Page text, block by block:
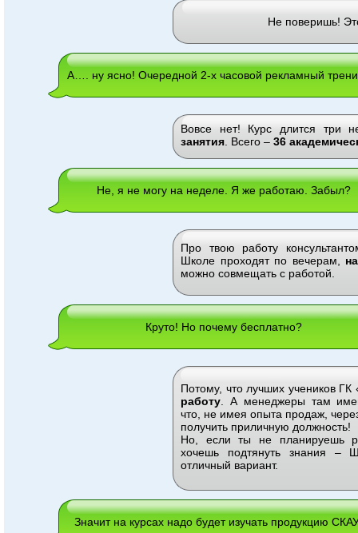
Не поверишь!
А…. ну ясно! Очередной 2-х часовой рекламный
Вовсе нет! Курс длится три
занятия . Всего – 36
Не, я не могу на неделе. Я же работаю. Забыл?
Про твою работу
Школе проходят по вечерам,
можно совмещать с работой.
Круто! Но почему бесплатно?
Потому, что лучших учеников
работу . А менеджеры там
что, не имея опыта продаж,
получить приличную должность!
Но, если ты не планируешь
хочешь подтянуть знания –
отличный вариант.
Значит на курсах надо будет изучать продукцию